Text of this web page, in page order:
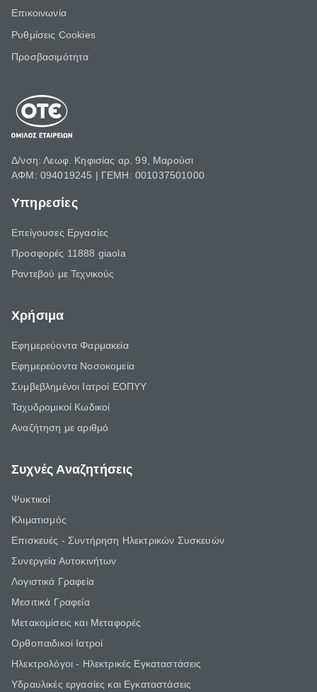
Επικοινωνία
Ρυθμίσεις Cookies
Προσβασιμότητα
Δ/νση: Λεωφ. Κηφισίας αρ. 99, Μαρούσι
ΑΦΜ: 094019245 | ΓΕΜΗ: 001037501000
Υπηρεσίες
Επείγουσες Εργασίες
Προσφορές 11888 giaola
Ραντεβού με Τεχνικούς
Χρήσιμα
Εφημερεύοντα Φαρμακεία
Εφημερεύοντα Νοσοκομεία
Συμβεβλημένοι Ιατροί ΕΟΠΥΥ
Ταχυδρομικοί Κωδικοί
Αναζήτηση με αριθμό
Συχνές Αναζητήσεις
Ψυκτικοί
Κλιματισμός
Επισκευές - Συντήρηση Ηλεκτρικών Συσκευών
Συνεργεία Αυτοκινήτων
Λογιστικά Γραφεία
Μεσιτικά Γραφεία
Μετακομίσεις και Μεταφορές
Ορθοπαιδικοί Ιατροί
Ηλεκτρολόγοι - Ηλεκτρικές Εγκαταστάσεις
Υδραυλικές εργασίες και Εγκαταστάσεις